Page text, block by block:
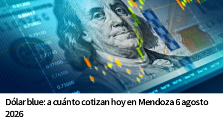
Dólar blue: a cuánto cotizan hoy en Mendoza 6 agosto
2026